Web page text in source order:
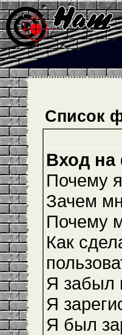
Список
Вход на
Почему
Зачем
Почему
Как
Я забыл
Я
Я был